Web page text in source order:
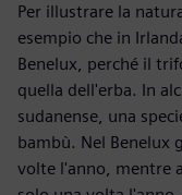
Per illustrare la
esempio che in
Benelux, perché il
quella dell'erba. In
sudanense, una
bambù. Nel Benelux
volte l'anno, mentre